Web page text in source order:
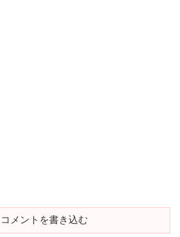
コメントを書き込む